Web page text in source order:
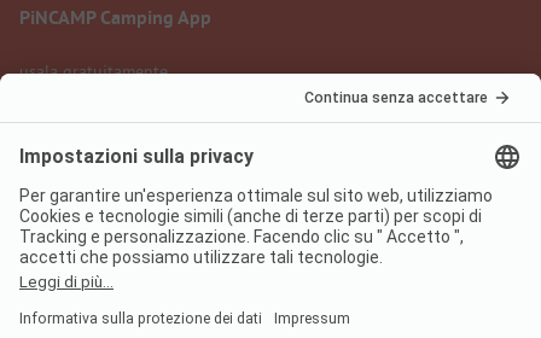
PiNCAMP Camping App
usala gratuitamente
Informazione legale
Protezione dati
Condizioni d'uso
Regolamento sui servizi digitali